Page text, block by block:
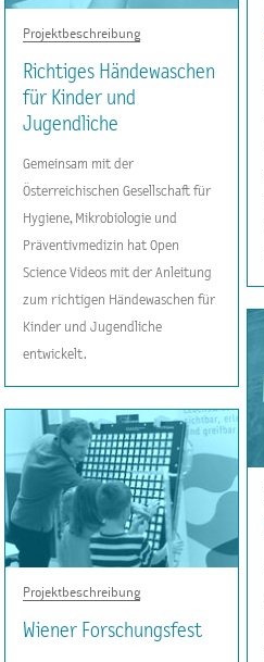
Projektbeschreibung
Richtiges Händewaschen
für Kinder und
Jugendliche
Gemeinsam mit der
Österreichischen Gesellschaft für
Hygiene, Mikrobiologie und
Präventivmedizin hat Open
Science Videos mit der Anleitung
zum richtigen Händewaschen für
Kinder und Jugendliche
entwickelt.
Projektbeschreibung
Wiener Forschungsfest